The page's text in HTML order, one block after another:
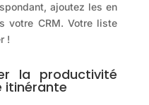
ajoutez les en
votre CRM. Votre liste
!
la productivité
itinérante